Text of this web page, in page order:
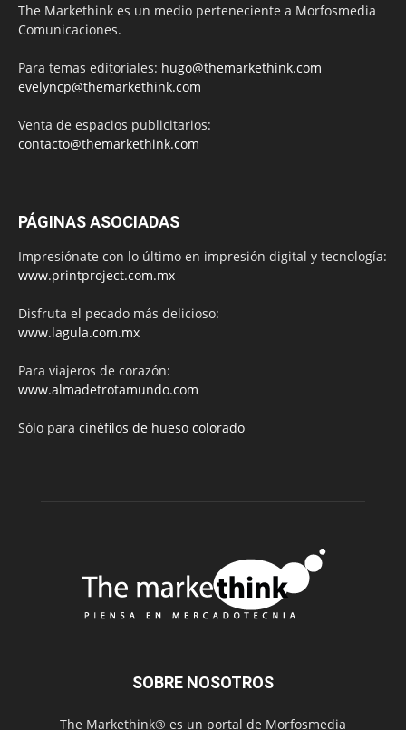
The Markethink es un medio perteneciente a Morfosmedia
Comunicaciones.
Para temas editoriales: hugo@themarkethink.com
evelyncp@themarkethink.com
Venta de espacios publicitarios:
contacto@themarkethink.com
PÁGINAS ASOCIADAS
Impresiónate con lo último en impresión digital y tecnología:
www.printproject.com.mx
Disfruta el pecado más delicioso:
www.lagula.com.mx
Para viajeros de corazón:
www.almadetrotamundo.com
Sólo para cinéfilos de hueso colorado
SOBRE NOSOTROS
The Markethink® es un portal de Morfosmedia